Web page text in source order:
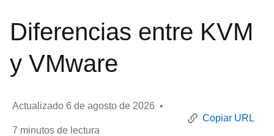
Diferencias entre KVM
y VMware
Actualizado 6 de agosto de 2026 •
7 minutos de lectura
Copiar URL